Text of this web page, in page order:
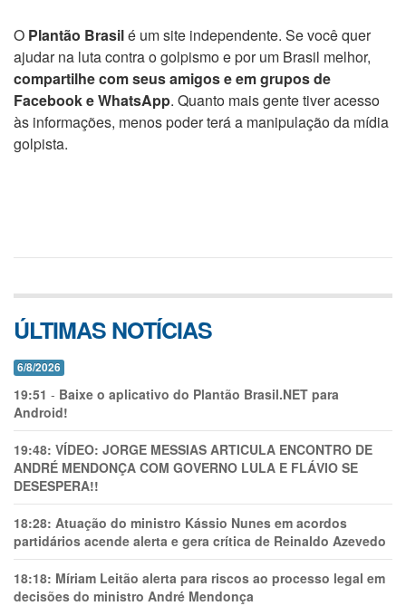
O Plantão Brasilé um site independente. Se você quer
ajudar na luta contra o golpismo e por um Brasil melhor,
compartilhe com seus amigos e em grupos de
Facebook e WhatsApp. Quanto mais gente tiver acesso
às informações, menos poder terá a manipulação da mídia
golpista.
ÚLTIMAS NOTÍCIAS
6/8/2026
19:51 - Baixe o aplicativo do Plantão Brasil.NET para
Android!
19:48: VÍDEO: JORGE MESSIAS ARTICULA ENCONTRO DE
ANDRÉ MENDONÇA COM GOVERNO LULA E FLÁVIO SE
DESESPERA!!
18:28: Atuação do ministro Kássio Nunes em acordos
partidários acende alerta e gera crítica de Reinaldo Azevedo
18:18: Míriam Leitão alerta para riscos ao processo legal em
decisões do ministro André Mendonça